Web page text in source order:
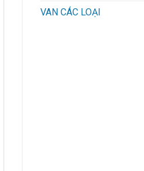
VAN CÁC LOẠI